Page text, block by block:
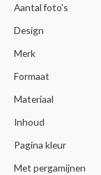
Aantal foto's
Design
Merk
Formaat
Materiaal
Inhoud
Pagina kleur
Met pergamijnen